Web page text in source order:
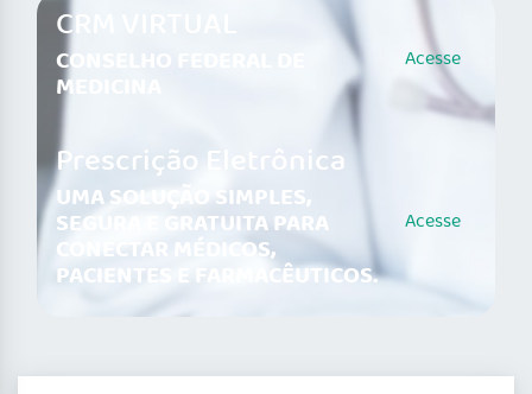
CRM VIRTUAL
CONSELHO FEDERAL DE
MEDICINA
Acesse
Prescrição Eletrônica
UMA SOLUÇÃO SIMPLES,
SEGURA E GRATUITA PARA
CONECTAR MÉDICOS,
PACIENTES E FARMACÊUTICOS.
Acesse